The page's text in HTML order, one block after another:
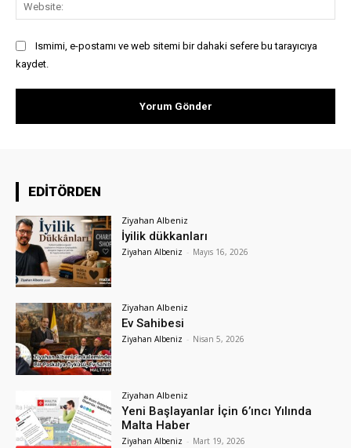
Ismimi, e-postamı ve web sitemi bir dahaki sefere bu tarayıcıya
kaydet.
EDİTÖRDEN
Ziyahan Albeniz
İyilik dükkanları
Ziyahan Albeniz - Mayıs 16, 2026
Ziyahan Albeniz
Ev Sahibesi
Ziyahan Albeniz - Nisan 5, 2026
Ziyahan Albeniz
Yeni Başlayanlar İçin 6’ıncı Yılında
Malta Haber
Ziyahan Albeniz - Mart 19, 2026